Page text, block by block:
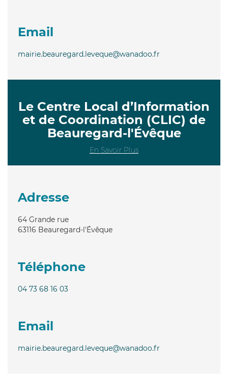
Email
mairie.beauregard.leveque@wanadoo.fr
Le Centre Local d’Information
et de Coordination (CLIC) de
Beauregard-l'Évêque
En Savoir Plus
Adresse
64 Grande rue
63116 Beauregard-l'Évêque
Téléphone
04 73 68 16 03
Email
mairie.beauregard.leveque@wanadoo.fr